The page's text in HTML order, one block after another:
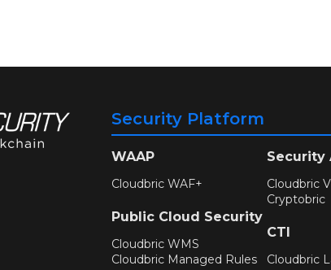
Security Platform
WAAP
Cloudbric WAF+
Public Cloud Security
Cloudbric WMS
Cloudbric Managed Rules
Security
Cloudbric
Cryptobric
CTI
Cloudbric